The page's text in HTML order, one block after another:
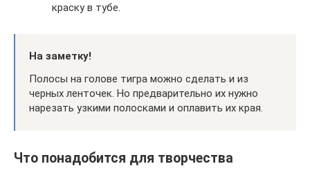
краску в тубе.
На заметку!
Полосы на голове тигра можно сделать и из
черных ленточек. Но предварительно их нужно
нарезать узкими полосками и оплавить их края.
Что понадобится для творчества